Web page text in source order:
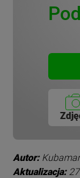
rozpowszechnianie
internetowych TVN S.A. /
Autor: Kubamar
Aktualizacja: